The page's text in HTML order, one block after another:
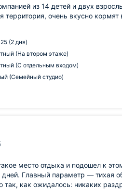
из 14 детей и двух
территория, очень вкусно
(2 дня)
(На втором этаже)
(С отдельным входом)
(Семейный студио)
место отдыха и подошел к
дней. Главный параметр — тихая
так, как ожидалось: никаких